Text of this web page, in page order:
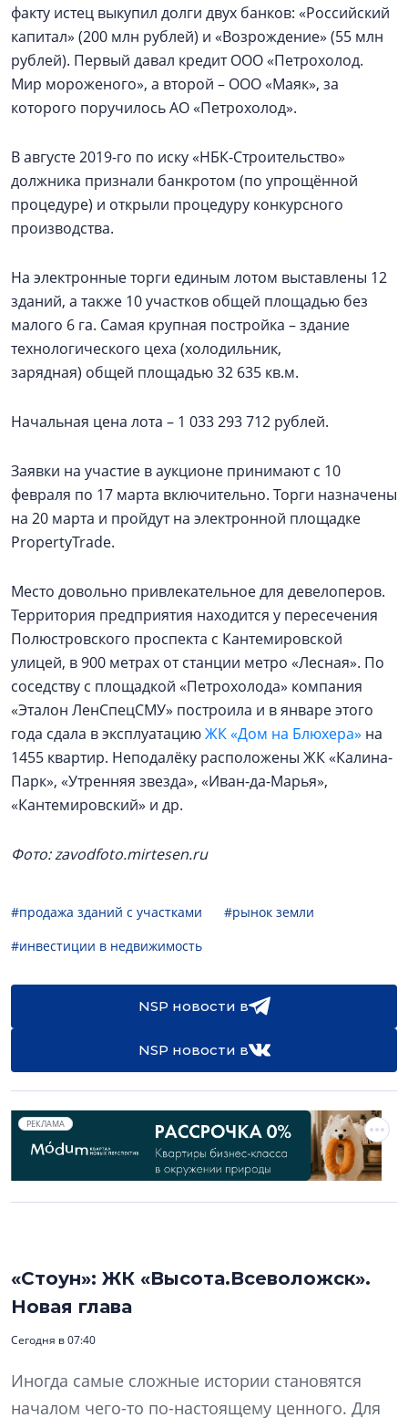
факту истец выкупил долги двух банков: «Российский
капитал» (200 млн рублей) и «Возрождение» (55 млн
рублей). Первый давал кредит ООО «Петрохолод.
Мир мороженого», а второй – ООО «Маяк», за
которого поручилось АО «Петрохолод».
В августе 2019-го по иску «НБК-Строительство»
должника признали банкротом (по упрощённой
процедуре) и открыли процедуру конкурсного
производства.
На электронные торги единым лотом выставлены 12
зданий, а также 10 участков общей площадью без
малого 6 га. Самая крупная постройка – здание
технологического цеха (холодильник,
зарядная) общей площадью 32 635 кв.м.
Начальная цена лота – 1 033 293 712 рублей.
Заявки на участие в аукционе принимают с 10
февраля по 17 марта включительно. Торги назначены
на 20 марта и пройдут на электронной площадке
PropertyTrade.
Место довольно привлекательное для девелоперов.
Территория предприятия находится у пересечения
Полюстровского проспекта с Кантемировской
улицей, в 900 метрах от станции метро «Лесная». По
соседству с площадкой «Петрохолода» компания
«Эталон ЛенСпецСМУ» построила и в январе этого
года сдала в эксплуатациюЖК «Дом на Блюхера» на
1455 квартир. Неподалёку расположены ЖК «Калина-
Парк», «Утренняя звезда», «Иван-да-Марья»,
«Кантемировский» и др.
Фото: zavodfoto.mirtesen.ru
#продажа зданий с участками
#рынок земли
#инвестиции в недвижимость
NSP новости в
NSP новости в
РЕКЛАМА
«Стоун»: ЖК «Высота.Всеволожск».
Новая глава
Сегодня в 07:40
Иногда самые сложные истории становятся
началом чего-то по-настоящему ценного. Для